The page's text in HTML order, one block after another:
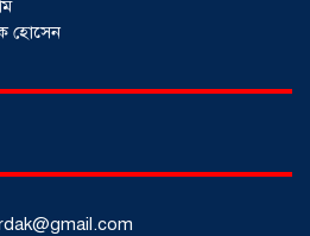
শর্টগান
০৩ আগস্ট ২০২৬
হোসেন